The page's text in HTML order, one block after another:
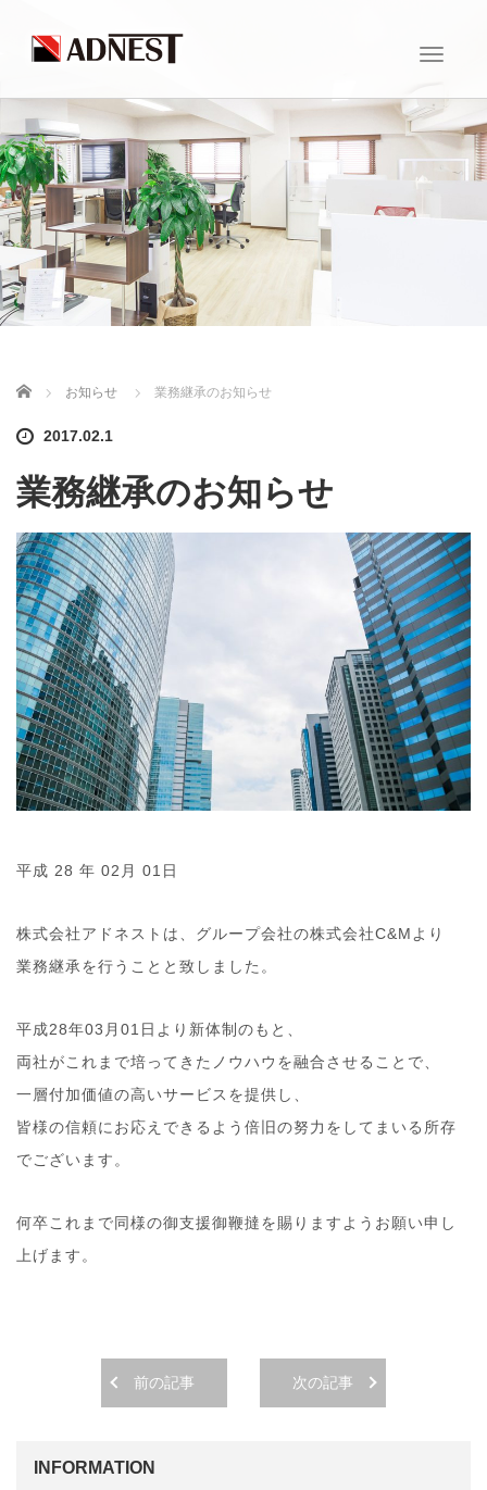
T
g
g
l
e
n
ホーム お知らせ 業務継承のお知らせ
2017.02.1
業務継承のお知らせ
平成 28 年 02月 01日
株式会社アドネストは、グループ会社の株式会社C&Mより
業務継承を行うことと致しました。
平成28年03月01日より新体制のもと、
両社がこれまで培ってきたノウハウを融合させることで、
一層付加価値の高いサービスを提供し、
皆様の信頼にお応えできるよう倍旧の努力をしてまいる所存
でございます。
何卒これまで同様の御支援御鞭撻を賜りますようお願い申し
上げます。
前の記事 次の記事
INFORMATION